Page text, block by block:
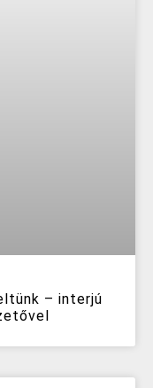
– interjú